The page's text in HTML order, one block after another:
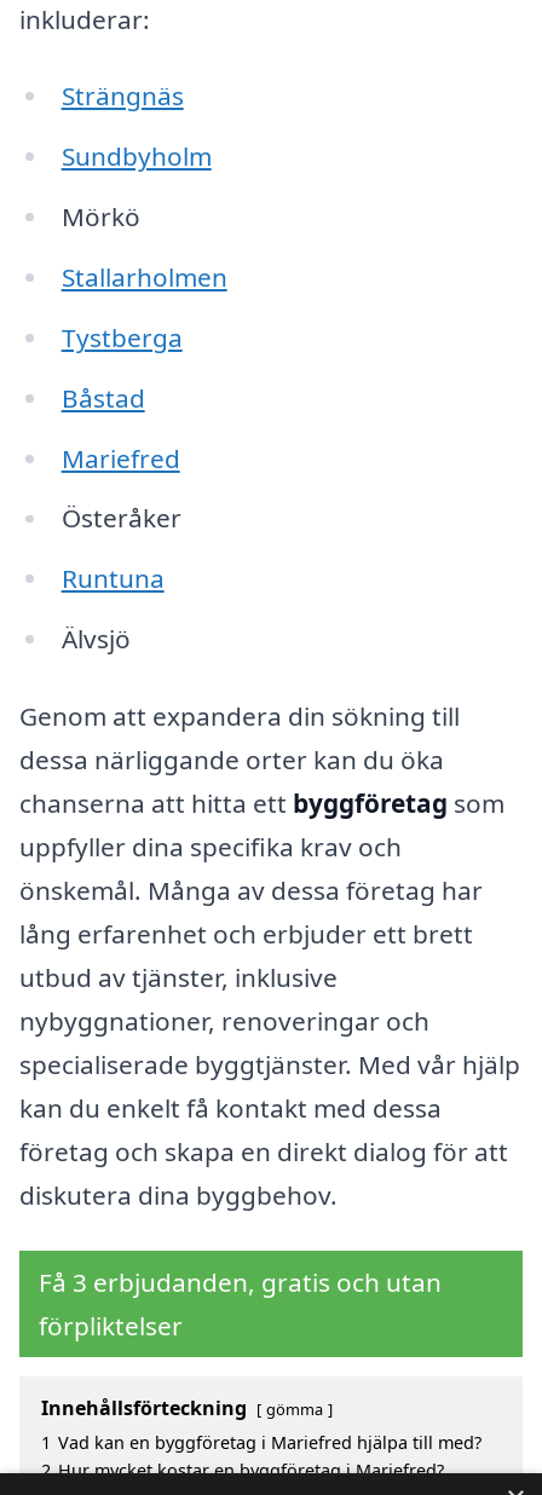
inkluderar:
Strängnäs
Sundbyholm
Mörkö
Stallarholmen
Tystberga
Båstad
Mariefred
Österåker
Runtuna
Älvsjö
Genom att expandera din sökning till
dessa närliggande orter kan du öka
chanserna att hitta ett byggföretag som
uppfyller dina specifika krav och
önskemål. Många av dessa företag har
lång erfarenhet och erbjuder ett brett
utbud av tjänster, inklusive
nybyggnationer, renoveringar och
specialiserade byggtjänster. Med vår hjälp
kan du enkelt få kontakt med dessa
företag och skapa en direkt dialog för att
diskutera dina byggbehov.
Få 3 erbjudanden, gratis och utan
förpliktelser
Innehållsförteckning gömma
1 Vad kan en byggföretag i Mariefred hjälpa till med?
2 Hur mycket kostar en byggföretag i Mariefred?